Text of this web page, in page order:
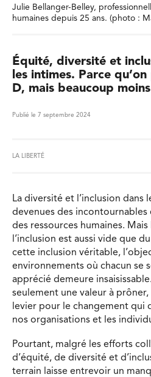
Julie Bellanger-Belley,
humaines depuis 25 ans. (photo :
Équité, diversité et
les intimes. Parce
D, mais beaucoup
Publié le 7 septembre 2024
LA LIBERTÉ
La diversité et l’inclusion dans
devenues des
des ressources humaines.
l’inclusion est aussi vide que
cette inclusion véritable,
environnements où chacun se
apprécié demeure
seulement une valeur à prôner,
levier pour le changement qui
nos organisations et les
Pourtant, malgré les efforts
d’équité, de diversité et
terrain laisse entrevoir un